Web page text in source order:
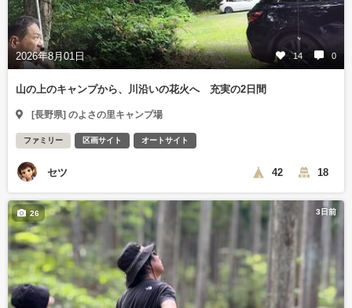
2026年8月01日 14 0
山の上のキャンプから、川沿いの花火へ 充実の2日間
[長野県] のよさの里キャンプ場
ファミリー 区画サイト オートサイト
セツ 42 18
3日前
26